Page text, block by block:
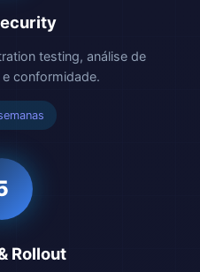
testing, análise de
conformidade.
Rollout